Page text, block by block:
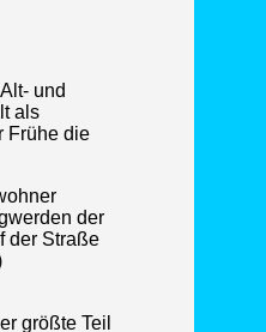
und
als
Frühe die
der
der Straße
größte Teil